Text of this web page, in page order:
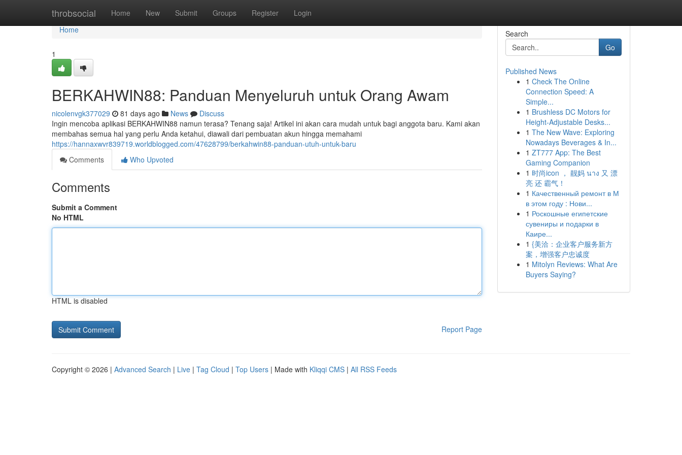
throbsocial Home New Submit Groups Register Login
Home
Home
1
BERKAHWIN88: Panduan Menyeluruh untuk Orang Awam
nicolenvgk377029 81 days ago News
Discuss
Ingin mencoba aplikasi BERKAHWIN88 namun terasa? Tenang saja! Artikel ini akan cara mudah untuk bagi anggota baru. Kami akan
membahas semua hal yang perlu Anda ketahui, diawali dari pembuatan akun hingga memahami
https://hannaxwvr839719.worldblogged.com/47628799/berkahwin88-panduan-utuh-untuk-baru
Comments
Who Upvoted
Comments
Submit a Comment
No HTML
HTML is disabled
Report Page
Search
Go
Published News
1 Check The Online
Connection Speed: A
Simple...
1 Brushless DC Motors for
Height-Adjustable Desks...
1 The New Wave: Exploring
Nowadays Beverages & In...
1 ZT777 App: The Best
Gaming Companion
1 时尚icon ， 靓妈 นาง 又 漂
亮 还 霸气！
1 Качественный ремонт в М
в этом году : Нови...
1 Роскошные египетские
сувениры и подарки в
Каире...
1 {美洽：企业客户服务新方
案，增强客户忠诚度
1 Mitolyn Reviews: What Are
Buyers Saying?
Copyright © 2026 | Advanced Search | Live | Tag Cloud | Top Users | Made with Kliqqi CMS | All RSS Feeds